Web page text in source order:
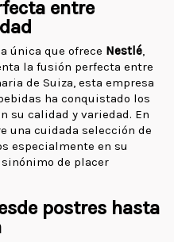
entre
única que ofrece Nestlé,
la fusión perfecta entre
de Suiza, esta empresa
ha conquistado los
su calidad y variedad. En
una cuidada selección de
especialmente en su
de placer
postres hasta